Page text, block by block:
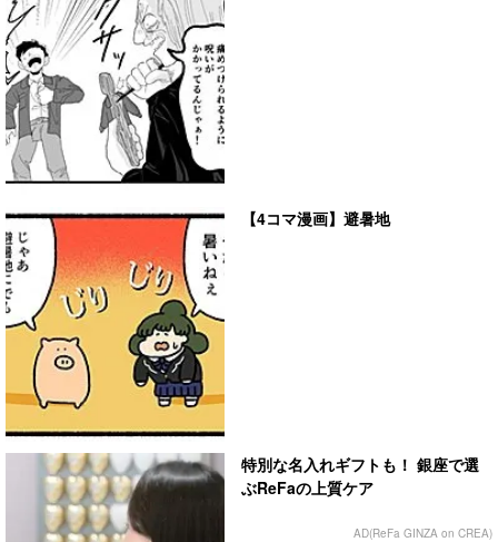
【4コマ漫画】避暑地
特別な名入れギフトも！ 銀座で選
ぶReFaの上質ケア
AD(ReFa GINZA on CREA)